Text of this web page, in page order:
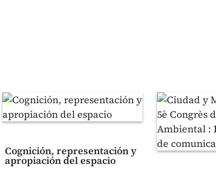
Cognición, representación y
apropiación del espacio